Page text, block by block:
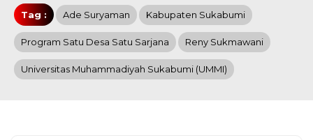
Tag : Ade Suryaman Kabupaten Sukabumi
Program Satu Desa Satu Sarjana Reny Sukmawani
Universitas Muhammadiyah Sukabumi (UMMI)